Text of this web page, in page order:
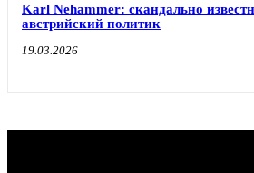
Karl Nehammer: скандально
австрийский политик
19.03.2026